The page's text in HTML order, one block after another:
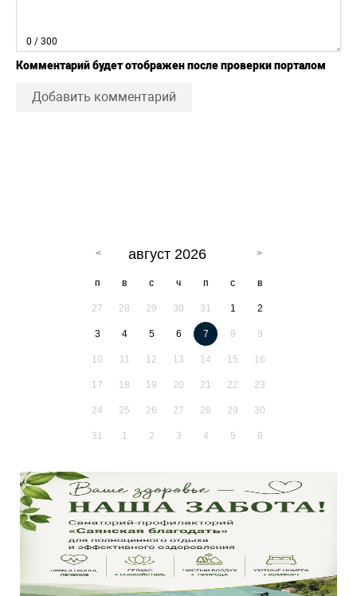
0 / 300
Комментарий будет отображен после проверки порталом
Добавить комментарий
август 2026
п в с ч п с в
27 28 29 30 31 1 2
3 4 5 6 7 8 9
10 11 12 13 14 15 16
17 18 19 20 21 22 23
24 25 26 27 28 29 30
31 1 2 3 4 5 6